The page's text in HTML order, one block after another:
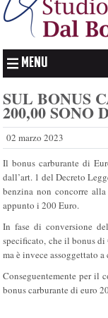
MENU
SUL BONUS
200,00
02 marzo 2023
Il bonus carburante di
dall’art. 1 del Decreto
benzina non concorre
appunto i 200 Euro.
In fase di conversione
specificato, che il bonus
ma è invece assoggettato
Conseguentemente per il
bonus carburante di euro